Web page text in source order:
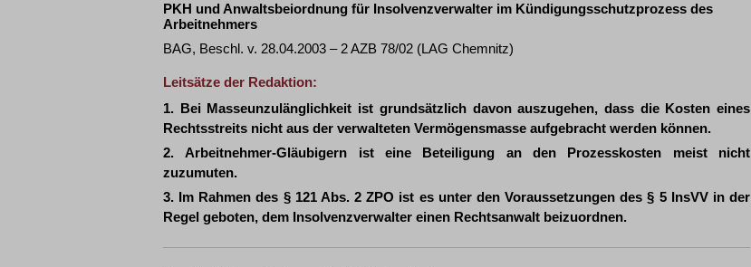
PKH und Anwaltsbeiordnung für Insolvenzverwalter im Kündigungsschutzprozess des
Arbeitnehmers
BAG, Beschl. v. 28.04.2003 – 2 AZB 78/02 (LAG Chemnitz)
Leitsätze der Redaktion:
1. Bei Masseunzulänglichkeit ist grundsätzlich davon auszugehen, dass die Kosten eines
Rechtsstreits nicht aus der verwalteten Vermögensmasse aufgebracht werden können.
2. Arbeitnehmer-Gläubigern ist eine Beteiligung an den Prozesskosten meist nicht
zuzumuten.
3. Im Rahmen des § 121 Abs. 2 ZPO ist es unter den Voraussetzungen des § 5 InsVV in der
Regel geboten, dem Insolvenzverwalter einen Rechtsanwalt beizuordnen.